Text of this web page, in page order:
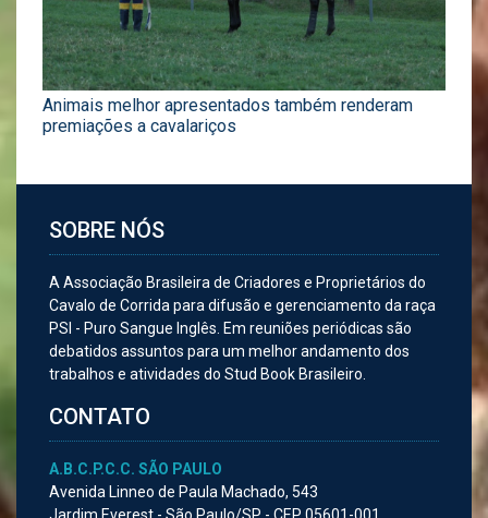
Animais melhor apresentados também renderam
premiações a cavalariços
SOBRE NÓS
A Associação Brasileira de Criadores e Proprietários do
Cavalo de Corrida para difusão e gerenciamento da raça
PSI - Puro Sangue Inglês. Em reuniões periódicas são
debatidos assuntos para um melhor andamento dos
trabalhos e atividades do Stud Book Brasileiro.
CONTATO
A.B.C.P.C.C. SÃO PAULO
Avenida Linneo de Paula Machado, 543